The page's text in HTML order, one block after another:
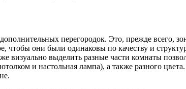
перегородок. Это, прежде всего,
чтобы они были одинаковы по качеству и
выделить разные части комнаты
и настольная лампа), а также разного